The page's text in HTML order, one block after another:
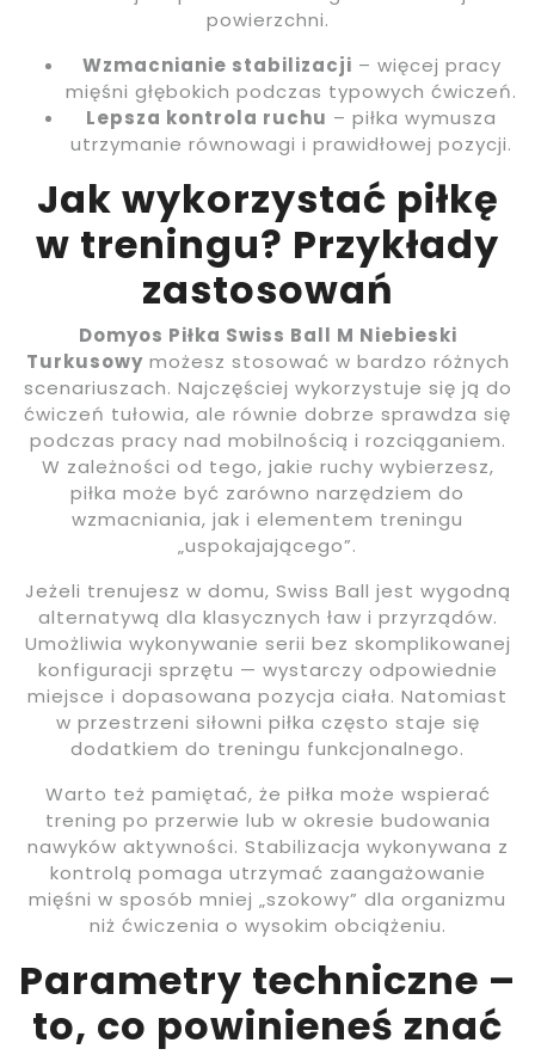
powierzchni.
Wzmacnianie stabilizacji – więcej pracy
mięśni głębokich podczas typowych ćwiczeń.
Lepsza kontrola ruchu – piłka wymusza
utrzymanie równowagi i prawidłowej pozycji.
Jak wykorzystać piłkę
w treningu? Przykłady
zastosowań
Domyos Piłka Swiss Ball M Niebieski
Turkusowymożesz stosować w bardzo różnych
scenariuszach. Najczęściej wykorzystuje się ją do
ćwiczeń tułowia, ale równie dobrze sprawdza się
podczas pracy nad mobilnością i rozciąganiem.
W zależności od tego, jakie ruchy wybierzesz,
piłka może być zarówno narzędziem do
wzmacniania, jak i elementem treningu
„uspokajającego”.
Jeżeli trenujesz w domu, Swiss Ball jest wygodną
alternatywą dla klasycznych ław i przyrządów.
Umożliwia wykonywanie serii bez skomplikowanej
konfiguracji sprzętu — wystarczy odpowiednie
miejsce i dopasowana pozycja ciała. Natomiast
w przestrzeni siłowni piłka często staje się
dodatkiem do treningu funkcjonalnego.
Warto też pamiętać, że piłka może wspierać
trening po przerwie lub w okresie budowania
nawyków aktywności. Stabilizacja wykonywana z
kontrolą pomaga utrzymać zaangażowanie
mięśni w sposób mniej „szokowy” dla organizmu
niż ćwiczenia o wysokim obciążeniu.
Parametry techniczne –
to, co powinieneś znać